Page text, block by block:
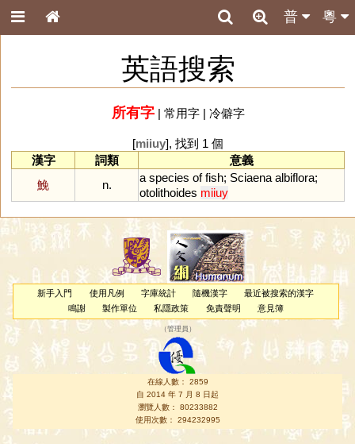
粵
普
英語搜索
所有字| 常用字| 冷僻字
[miiuy], 找到 1 個
漢字
詞類
意義
鮸
n.
a species of fish; Sciaena albiflora;
otolithoides miiuy
新手入門 使用凡例 字庫統計 隨機漢字
最近被搜索的漢字
鳴謝
製作單位 私隱政策 免責聲明 意見簿
（管理員 ）
在線人數： 2859
自 2014 年 7 月 8 日起
瀏覽人數： 80233882
使用次數： 294232995